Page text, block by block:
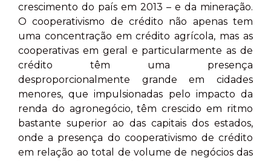
crescimento do país em 2013 – e da mineração.
O cooperativismo de crédito não apenas tem
uma concentração em crédito agrícola, mas as
cooperativas em geral e particularmente as de
crédito têm uma presença
desproporcionalmente grande em cidades
menores, que impulsionadas pelo impacto da
renda do agronegócio, têm crescido em ritmo
bastante superior ao das capitais dos estados,
onde a presença do cooperativismo de crédito
em relação ao total de volume de negócios das